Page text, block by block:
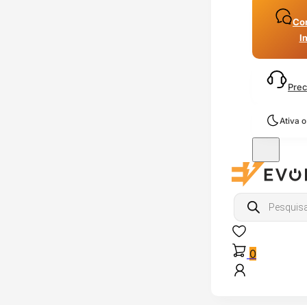
Ativa
Products
search
0